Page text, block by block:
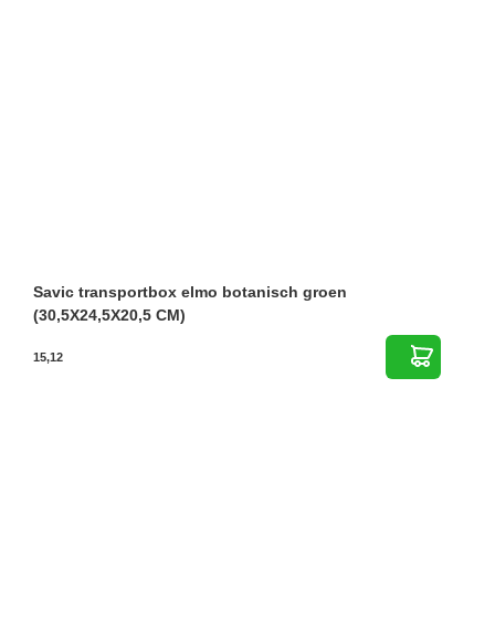
Savic transportbox elmo botanisch groen
(30,5X24,5X20,5 CM)
15,12